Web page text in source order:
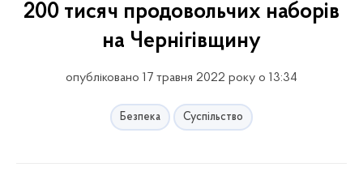
200 тисяч продовольчих наборів
на Чернігівщину
опубліковано 17 травня 2022 року о 13:34
Безпека Суспільство